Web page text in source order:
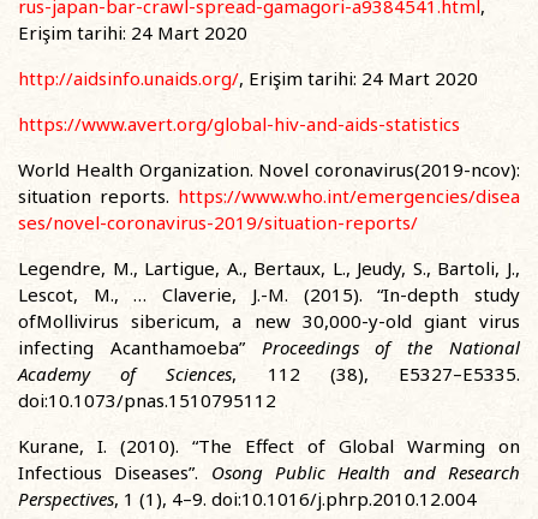
rus-japan-bar-crawl-spread-gamagori-a9384541.html,
Erişim tarihi: 24 Mart 2020
http://aidsinfo.unaids.org/, Erişim tarihi: 24 Mart 2020
https://www.avert.org/global-hiv-and-aids-statistics
World Health Organization. Novel coronavirus(2019-ncov):
situation reports. https://www.who.int/emergencies/disea
ses/novel-coronavirus-2019/situation-reports/
Legendre, M., Lartigue, A., Bertaux, L., Jeudy, S., Bartoli, J.,
Lescot, M., … Claverie, J.-M. (2015). “In-depth study
ofMollivirus sibericum, a new 30,000-y-old giant virus
infecting Acanthamoeba” Proceedings of the National
Academy of Sciences, 112 (38), E5327–E5335.
doi:10.1073/pnas.1510795112
Kurane, I. (2010). “The Effect of Global Warming on
Infectious Diseases”. Osong Public Health and Research
Perspectives, 1 (1), 4–9. doi:10.1016/j.phrp.2010.12.004